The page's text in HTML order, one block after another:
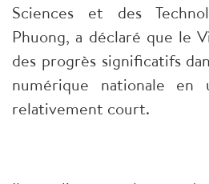
Sciences et des
Phuong, a déclaré que le
des progrès significatifs
numérique nationale
relativement court.